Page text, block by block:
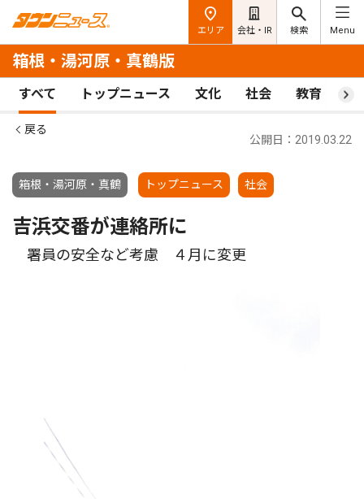
エリア 会社・IR 検索 Menu
箱根・湯河原・真鶴版
すべて トップニュース 文化 社会 教育 ス
戻る
箱根・湯河原・真鶴 トップニュース 社会
公開日：2019.03.22
吉浜交番が連絡所に
署員の安全など考慮 ４月に変更